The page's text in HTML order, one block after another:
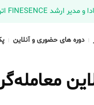
دوره های حضوری و آنلاین